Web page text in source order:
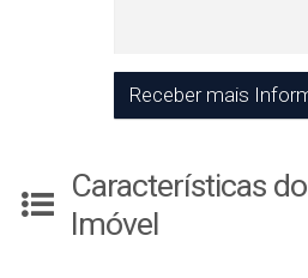
Características do
Imóvel